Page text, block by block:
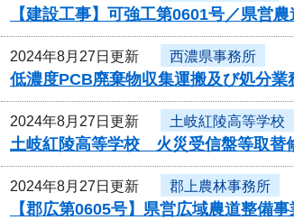
【建設工事】可強工第0601号／県営
2024年8月27日更新 西濃県事務所
低濃度PCB廃棄物収集運搬及び処分
2024年8月27日更新 土岐紅陵高等学校
土岐紅陵高等学校 火災受信盤等取替
2024年8月27日更新 郡上農林事務所
【郡広第0605号】県営広域農道整